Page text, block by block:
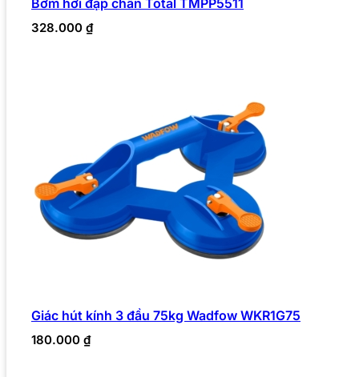
Bơm hơi đạp chân Total TMPP5511
328.000 ₫
Giác hút kính 3 đầu 75kg Wadfow WKR1G75
180.000 ₫